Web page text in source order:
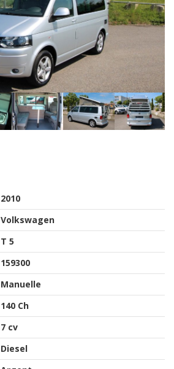
2010
Volkswagen
T 5
159300
Manuelle
140 Ch
7 cv
Diesel